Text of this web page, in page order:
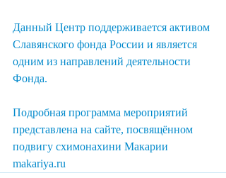
Данный Центр поддерживается активом
Славянского фонда России и является
одним из направлений деятельности
Фонда.
Подробная программа мероприятий
представлена на сайте, посвящённом
подвигу схимонахини Макарии
makariya.ru